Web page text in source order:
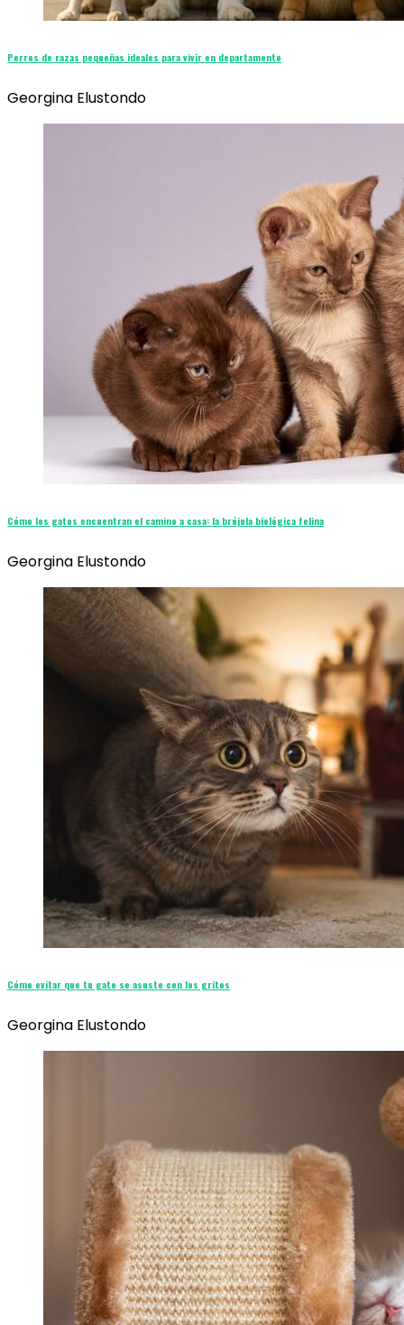
Perros de razas pequeñas ideales para vivir en departamento
Georgina Elustondo
Cómo los gatos encuentran el camino a casa: la brújula biológica felina
Georgina Elustondo
Cómo evitar que tu gato se asuste con los gritos
Georgina Elustondo